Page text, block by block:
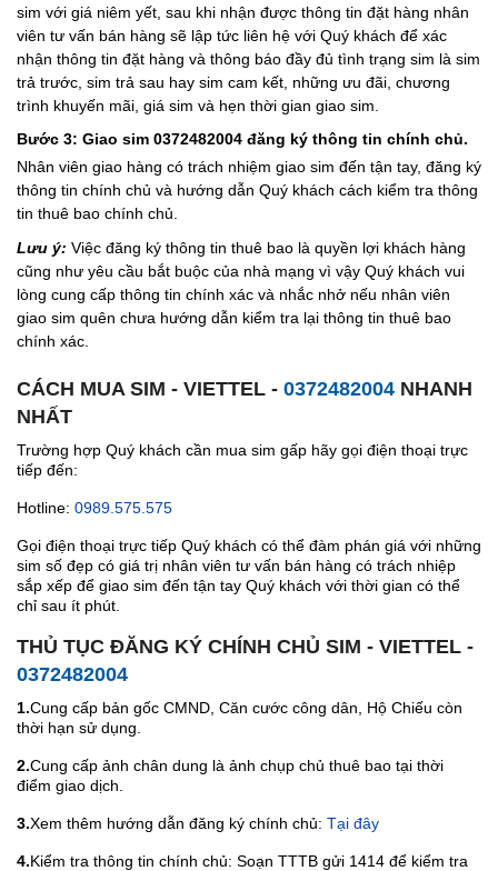
sim với giá niêm yết, sau khi nhận được thông tin đặt hàng nhân
viên tư vấn bán hàng sẽ lập tức liên hệ với Quý khách để xác
nhận thông tin đặt hàng và thông báo đầy đủ tình trạng sim là sim
trả trước, sim trả sau hay sim cam kết, những ưu đãi, chương
trình khuyến mãi, giá sim và hẹn thời gian giao sim.
Bước 3: Giao sim 0372482004 đăng ký thông tin chính chủ.
Nhân viên giao hàng có trách nhiệm giao sim đến tận tay, đăng ký
thông tin chính chủ và hướng dẫn Quý khách cách kiểm tra thông
tin thuê bao chính chủ.
Lưu ý: Việc đăng ký thông tin thuê bao là quyền lợi khách hàng
cũng như yêu cầu bắt buộc của nhà mạng vì vậy Quý khách vui
lòng cung cấp thông tin chính xác và nhắc nhở nếu nhân viên
giao sim quên chưa hướng dẫn kiểm tra lại thông tin thuê bao
chính xác.
CÁCH MUA SIM - VIETTEL - 0372482004 NHANH
NHẤT
Trường hợp Quý khách cần mua sim gấp hãy gọi điện thoại trực
tiếp đến:
Hotline: 0989.575.575
Gọi điện thoại trực tiếp Quý khách có thể đàm phán giá với những
sim số đẹp có giá trị nhân viên tư vấn bán hàng có trách nhiệp
sắp xếp để giao sim đến tận tay Quý khách với thời gian có thể
chỉ sau ít phút.
THỦ TỤC ĐĂNG KÝ CHÍNH CHỦ SIM - VIETTEL -
0372482004
1.Cung cấp bản gốc CMND, Căn cước công dân, Hộ Chiếu còn
thời hạn sử dụng.
2.Cung cấp ảnh chân dung là ảnh chụp chủ thuê bao tại thời
điểm giao dịch.
3.Xem thêm hướng dẫn đăng ký chính chủ: Tại đây
4.Kiểm tra thông tin chính chủ: Soạn TTTB gửi 1414 để kiểm tra